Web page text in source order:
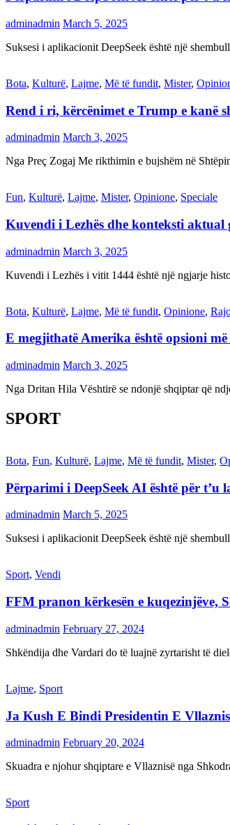
adminadmin March 5, 2025
Suksesi i aplikacionit DeepSeek është një
Bota, Kulturë, Lajme, Më të fundit, Mister,
Rend i ri, kërcënimet e Trump e kanë
adminadmin March 3, 2025
Nga Preç Zogaj Me rikthimin e bujshëm në
Fun, Kulturë, Lajme, Mister, Opinione, Speciale
Kuvendi i Lezhës dhe konteksti
adminadmin March 3, 2025
Kuvendi i Lezhës i vitit 1444 është një ngjarje
Bota, Kulturë, Lajme, Më të fundit, Opinione,
E megjithatë Amerika është opsioni
adminadmin March 3, 2025
Nga Dritan Hila Vështirë se ndonjë shqiptar që
SPORT
Bota, Fun, Kulturë, Lajme, Më të fundit, Mister,
Përparimi i DeepSeek AI është për t’u
adminadmin March 5, 2025
Suksesi i aplikacionit DeepSeek është një
Sport, Vendi
FFM pranon kërkesën e kuqezinjëve,
adminadmin February 27, 2024
Shkëndija dhe Vardari do të luajnë zyrtarisht të
Lajme, Sport
Ja Kush E Bindi Presidentin E
adminadmin February 20, 2024
Skuadra e njohur shqiptare e Vllaznisë nga
Sport